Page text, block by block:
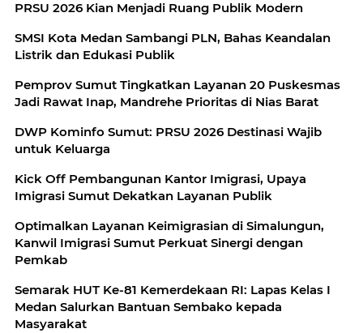
PRSU 2026 Kian Menjadi Ruang Publik Modern
SMSI Kota Medan Sambangi PLN, Bahas Keandalan
Listrik dan Edukasi Publik
Pemprov Sumut Tingkatkan Layanan 20 Puskesmas
Jadi Rawat Inap, Mandrehe Prioritas di Nias Barat
DWP Kominfo Sumut: PRSU 2026 Destinasi Wajib
untuk Keluarga
Kick Off Pembangunan Kantor Imigrasi, Upaya
Imigrasi Sumut Dekatkan Layanan Publik
Optimalkan Layanan Keimigrasian di Simalungun,
Kanwil Imigrasi Sumut Perkuat Sinergi dengan
Pemkab
Semarak HUT Ke-81 Kemerdekaan RI: Lapas Kelas I
Medan Salurkan Bantuan Sembako kepada
Masyarakat